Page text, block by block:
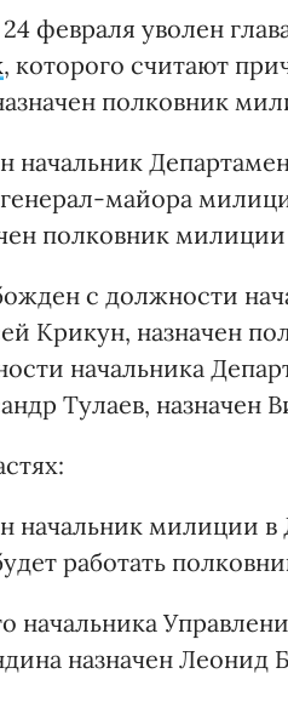
24 февраля уволен
, которого считают
полковник
начальник
майора
полковник
с должности
Крикун, назначен
начальника
Тулаев, назначен
начальник милиции в
работать
начальника
назначен Леонид